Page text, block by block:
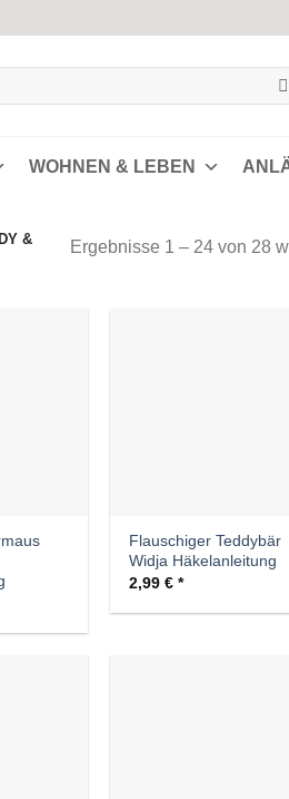
WOHNEN & LEBEN
&
Ergebnisse 1 – 24 von 28
Flauschiger Teddybär
Widja Häkelanleitung
2,99€